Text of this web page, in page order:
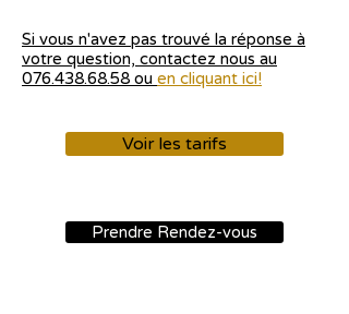
Si vous n'avez pas trouvé la réponse à
votre question, contactez nous au
076.438.68.58 ou en cliquant ici!
Voir les tarifs
Prendre Rendez-vous